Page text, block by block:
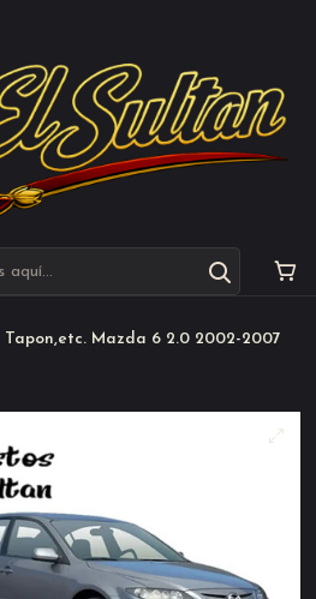
Mazda 6 2.0 2002-2007